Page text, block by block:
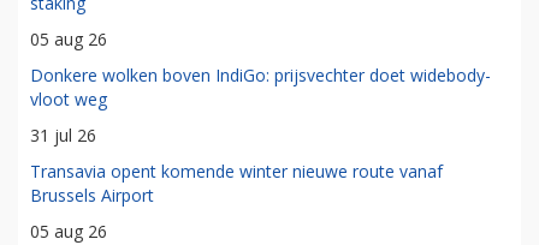
05 aug 26
Donkere wolken boven IndiGo: prijsvechter doet widebody-
vloot weg
31 jul 26
Transavia opent komende winter nieuwe route vanaf
Brussels Airport
05 aug 26